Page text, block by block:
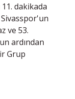
dakikada
ve 53.
ardından
Grup